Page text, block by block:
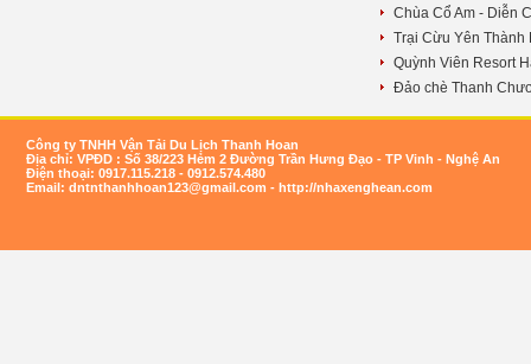
Chùa Cổ Am - Diễn
Trại Cừu Yên Thành
Quỳnh Viên Resort
Đảo chè Thanh
Công ty TNHH Vận Tải Du Lịch Thanh Hoan
Địa chỉ: VPĐD : Số 38/223 Hẻm 2 Đường Trần Hưng Đạo - TP Vinh - Nghệ An
Điện thoại: 0917.115.218 - 0912.574.480
Email: dntnthanhhoan123@gmail.com - http://nhaxenghean.com